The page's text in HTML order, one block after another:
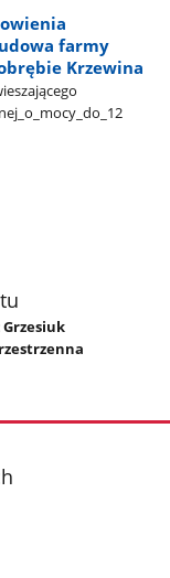
farmy
Krzewina
Grzesiuk